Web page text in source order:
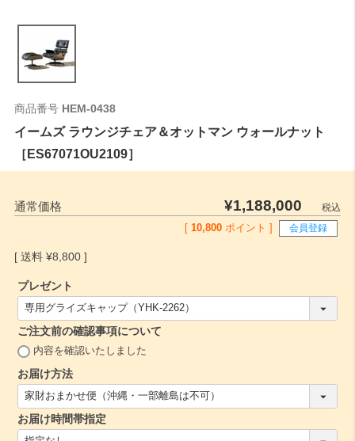
商品番号 HEM-0438
イームズ ラウンジチェア＆オットマン ウォールナット
［ES67071OU2109］
通常価格 ¥1,188,000
税込
[ 10,800 ポイント ] 会員登録
¥8,800
プレゼント
(
須
)
ご注文前の確認事項について
)
内容を確認いたしました
お届け方法
必
須
)
お届け時間帯指定